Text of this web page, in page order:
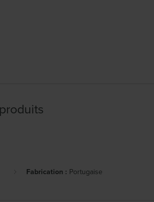
Fabrication : Portugaise